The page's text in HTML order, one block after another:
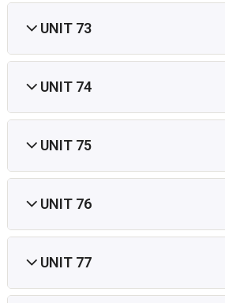
UNIT 73
UNIT 74
UNIT 75
UNIT 76
UNIT 77